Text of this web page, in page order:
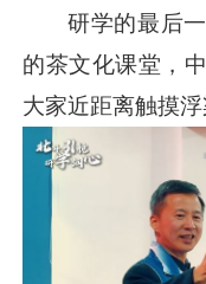
研学的最后
的茶文化课堂，
大家近距离触摸浮